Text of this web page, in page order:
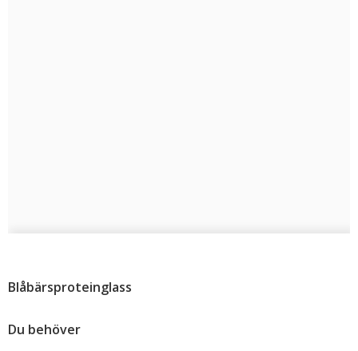
Blåbärsproteinglass
Du behöver